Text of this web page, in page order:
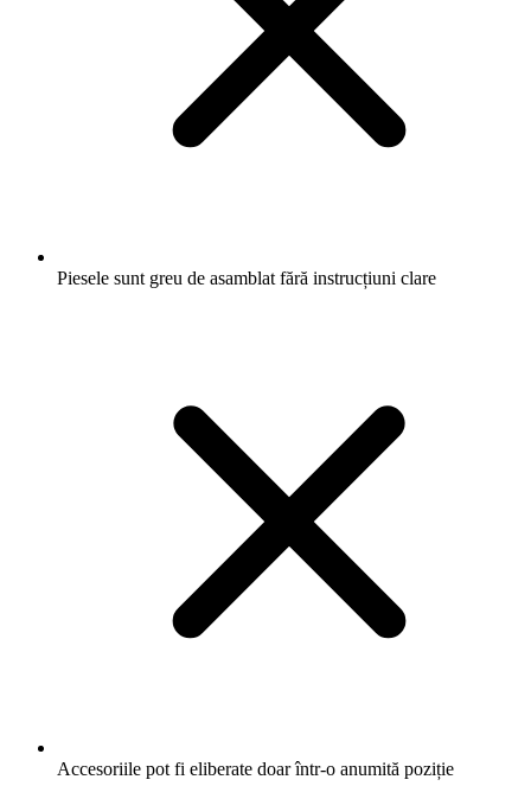
Piesele sunt greu de asamblat fără instrucțiuni clare
Accesoriile pot fi eliberate doar într-o anumită poziție